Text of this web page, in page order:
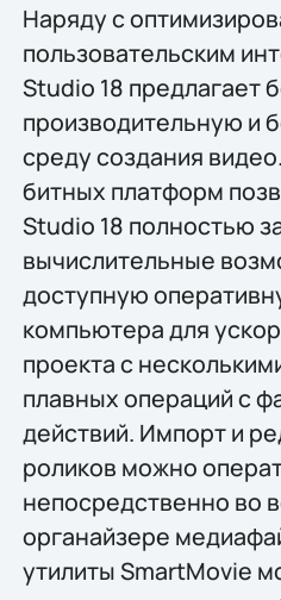
Наряду с
пользовательским
Studio 18 предлагает
производительную и
среду создания
битных платформ
Studio 18 полностью
вычислительные
доступную
компьютера для
проекта с
плавных операций с
действий. Импорт и
роликов можно
непосредственно во
органайзере
утилиты SmartMovie